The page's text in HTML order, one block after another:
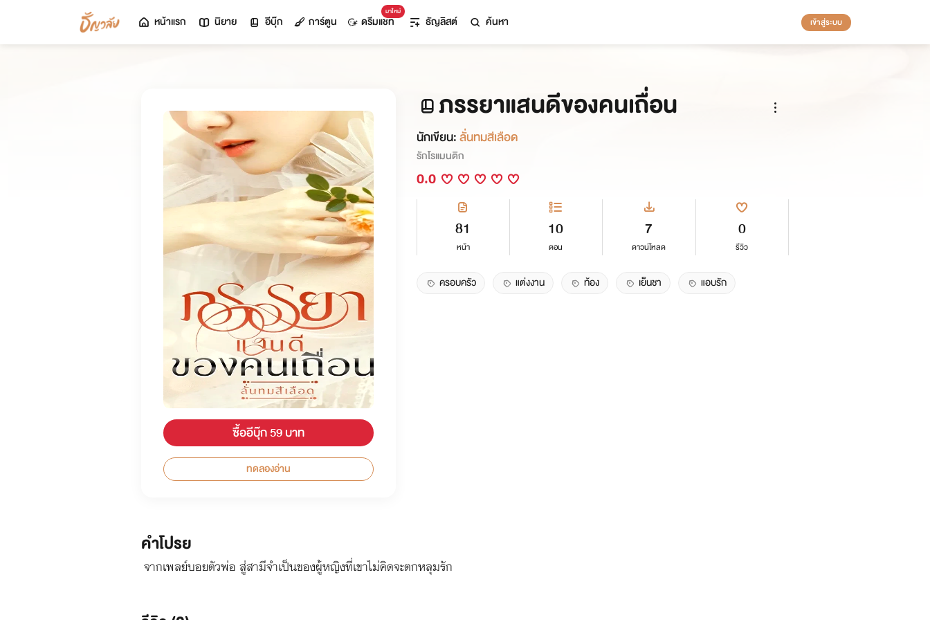
หน้าแรก นิยาย อีบุ๊ก การ์ตูน
มาใหม่
ดรีมแชท ธัญลิสต์ ค้นหา เข้าสู่ระบบ
ซื้ออีบุ๊ก 59 บาท
ทดลองอ่าน
ภรรยาแสนดีของคนเถื่อน
นักเขียน:ลั่นทมสีเลือด
รักโรแมนติก
0.0
81
หน้า
10
ตอน
7
ดาวน์โหลด
0
รีวิว
ครอบครัว แต่งงาน ท้อง เย็นชา แอบรัก
คำโปรย
จากเพลย์บอยตัวพ่อ สู่สามีจำเป็นของผู้หญิงที่เขาไม่คิดจะตกหลุมรัก